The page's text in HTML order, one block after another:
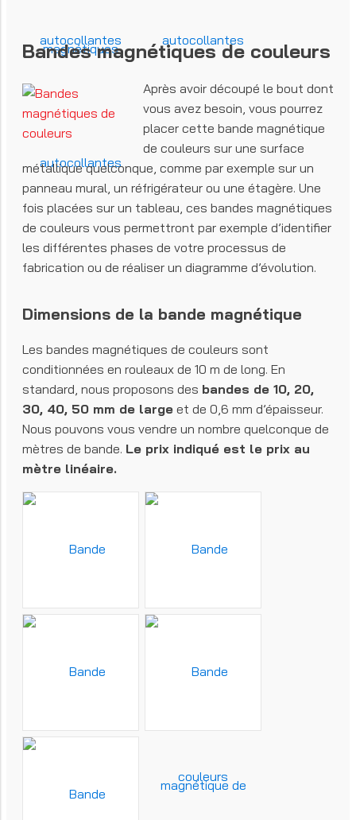
Bandes magnétiques de couleurs
Après avoir découpé le bout dont
vous avez besoin, vous pourrez
placer cette bande magnétique
de couleurs sur une surface
métallique quelconque, comme par exemple sur un
panneau mural, un réfrigérateur ou une étagère. Une
fois placées sur un tableau, ces bandes magnétiques
de couleurs vous permettront par exemple d’identifier
les différentes phases de votre processus de
fabrication ou de réaliser un diagramme d’évolution.
Dimensions de la bande magnétique
Les bandes magnétiques de couleurs sont
conditionnées en rouleaux de 10 m de long. En
standard, nous proposons des bandes de 10, 20,
30, 40, 50 mm de large et de 0,6 mm d’épaisseur.
Nous pouvons vous vendre un nombre quelconque de
mètres de bande. Le prix indiqué est le prix au
mètre linéaire.